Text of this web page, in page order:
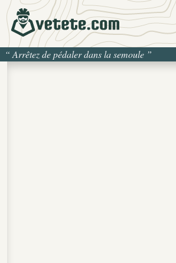
“ Arrêtez de pédaler dans la semoule ”